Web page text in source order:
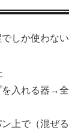
しか使わな
入れる器→
上で（混ぜ